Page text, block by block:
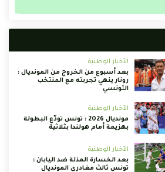
الأخبار الوطنية
بعد أسبوع من الخروج من المونديال :
رونار ينهي تجربته مع المنتخب
التونسي
الأخبار الوطنية
مونديال 2026 : تونس تودّع البطولة
بهزيمة أمام هولندا بثلاثية
الأخبار الوطنية
بعد الخسارة المذلة ضد اليابان :
تونس ثالث مغادري المونديال